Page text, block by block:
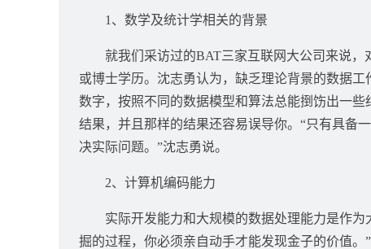
1、数学及统计学相关的背景
就我们采访过的BAT三家互联网大公司来说，
或博士学历。沈志勇认为，缺乏理论背景的数据
数字，按照不同的数据模型和算法总能捯饬出一
结果，并且那样的结果还容易误导你。“只有具备
决实际问题。”沈志勇说。
2、计算机编码能力
实际开发能力和大规模的数据处理能力是作为
掘的过程，你必须亲自动手才能发现金子的价值。”